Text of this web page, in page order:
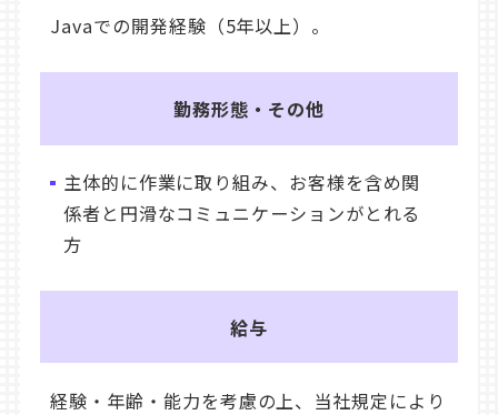
Javaでの開発経験（5年以上）。
勤務形態・その他
主体的に作業に取り組み、お客様を含め関
係者と円滑なコミュニケーションがとれる
方
給与
経験・年齢・能力を考慮の上、当社規定により